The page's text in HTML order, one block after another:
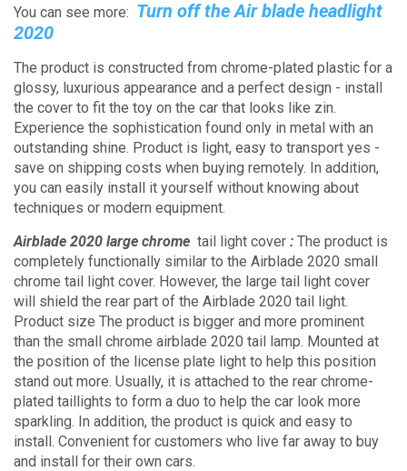
You can see more: Turn off the Air blade headlight
2020
The product is constructed from chrome-plated plastic for a
glossy, luxurious appearance and a perfect design - install
the cover to fit the toy on the car that looks like zin.
Experience the sophistication found only in metal with an
outstanding shine. Product is light, easy to transport yes -
save on shipping costs when buying remotely. In addition,
you can easily install it yourself without knowing about
techniques or modern equipment.
Airblade 2020 large chrome tail light cover : The product is
completely functionally similar to the Airblade 2020 small
chrome tail light cover. However, the large tail light cover
will shield the rear part of the Airblade 2020 tail light.
Product size The product is bigger and more prominent
than the small chrome airblade 2020 tail lamp. Mounted at
the position of the license plate light to help this position
stand out more. Usually, it is attached to the rear chrome-
plated taillights to form a duo to help the car look more
sparkling. In addition, the product is quick and easy to
install. Convenient for customers who live far away to buy
and install for their own cars.